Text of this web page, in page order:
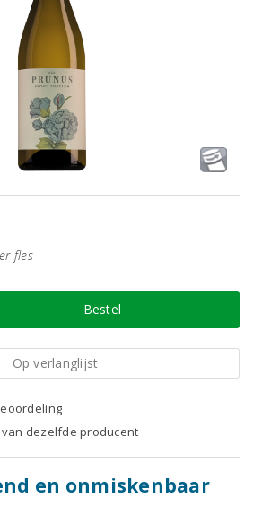
fles
Bestel
Op verlanglijst
dezelfde producent
en onmiskenbaar